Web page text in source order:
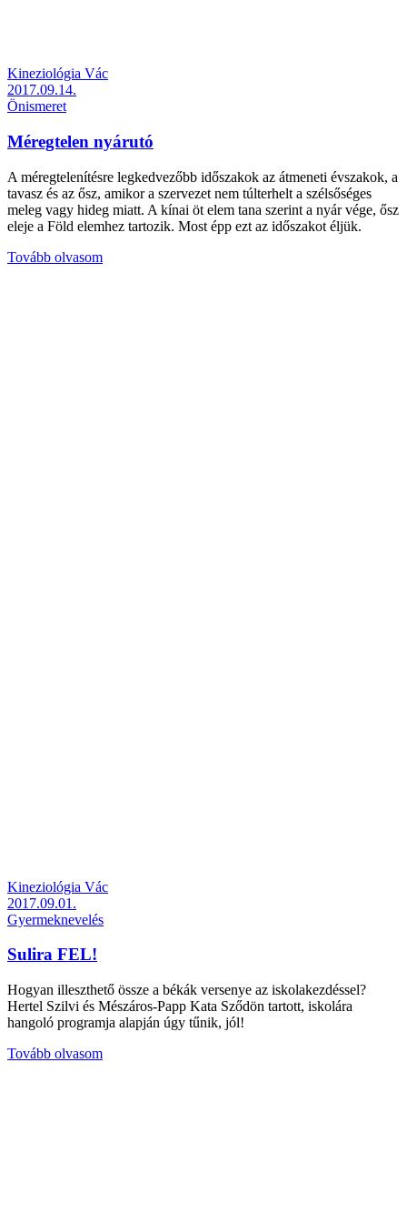
Kineziológia Vác
2017.09.14.
Önismeret
Méregtelen nyárutó
A méregtelenítésre legkedvezőbb időszakok az átmeneti évszakok, a
tavasz és az ősz, amikor a szervezet nem túlterhelt a szélsőséges
meleg vagy hideg miatt. A kínai öt elem tana szerint a nyár vége, ősz
eleje a Föld elemhez tartozik. Most épp ezt az időszakot éljük.
Tovább olvasom
Kineziológia Vác
2017.09.01.
Gyermeknevelés
Sulira FEL!
Hogyan illeszthető össze a békák versenye az iskolakezdéssel?
Hertel Szilvi és Mészáros-Papp Kata Sződön tartott, iskolára
hangoló programja alapján úgy tűnik, jól!
Tovább olvasom